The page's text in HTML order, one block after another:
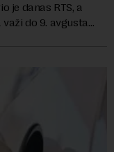
je danas RTS, a
do 9. avgusta